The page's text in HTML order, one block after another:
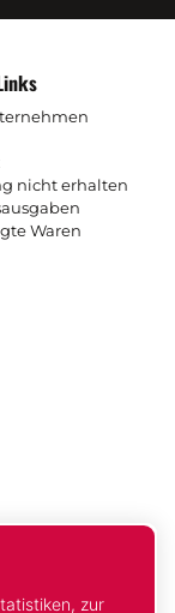
nicht erhalten
Waren
zur